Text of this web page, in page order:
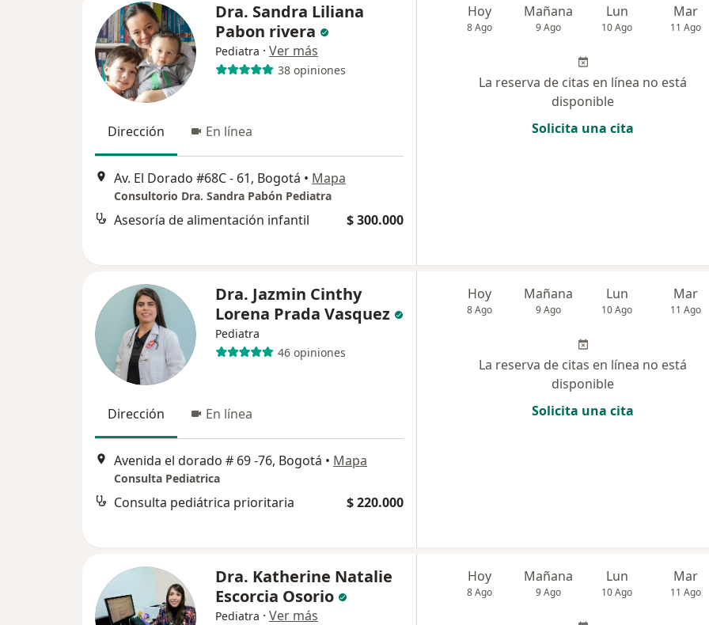
Dra. Sandra Liliana
Pabon rivera
Pediatra · Ver más
38 opiniones
Dirección En línea
Av. El Dorado #68C - 61, Bogotá • Mapa
Consultorio Dra. Sandra Pabón Pediatra
Asesoría de alimentación infantil $ 300.000
Hoy
8 Ago
Mañana
9 Ago
Lun
10 Ago
Mar
11 Ago
La reserva de citas en línea no está
disponible
Solicita una cita
Dra. Jazmin Cinthy
Lorena Prada Vasquez
Pediatra
46 opiniones
Dirección En línea
Avenida el dorado # 69 -76, Bogotá • Mapa
Consulta Pediatrica
Consulta pediátrica prioritaria $ 220.000
Hoy
8 Ago
Mañana
9 Ago
Lun
10 Ago
Mar
11 Ago
La reserva de citas en línea no está
disponible
Solicita una cita
Dra. Katherine Natalie
Escorcia Osorio
Pediatra · Ver más
Hoy
8 Ago
Mañana
9 Ago
Lun
10 Ago
Mar
11 Ago